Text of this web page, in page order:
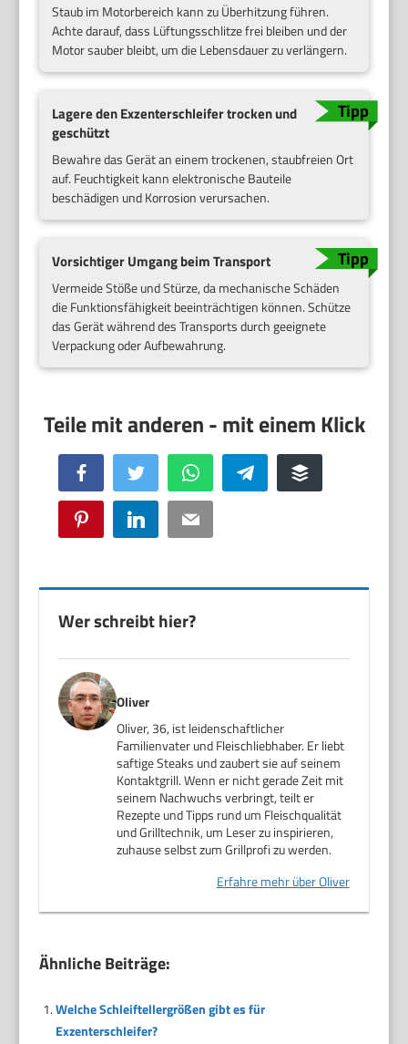
Staub im Motorbereich kann zu Überhitzung führen.
Achte darauf, dass Lüftungsschlitze frei bleiben und der
Motor sauber bleibt, um die Lebensdauer zu verlängern.
Lagere den Exzenterschleifer trocken und
geschützt
Bewahre das Gerät an einem trockenen, staubfreien Ort
auf. Feuchtigkeit kann elektronische Bauteile
beschädigen und Korrosion verursachen.
Vorsichtiger Umgang beim Transport
Vermeide Stöße und Stürze, da mechanische Schäden
die Funktionsfähigkeit beeinträchtigen können. Schütze
das Gerät während des Transports durch geeignete
Verpackung oder Aufbewahrung.
Facebook Twitter WhatsApp Telegram Buffer
Pinterest LinkedIn Email
Wer schreibt hier?
Oliver
Oliver, 36, ist leidenschaftlicher
Familienvater und Fleischliebhaber. Er liebt
saftige Steaks und zaubert sie auf seinem
Kontaktgrill. Wenn er nicht gerade Zeit mit
seinem Nachwuchs verbringt, teilt er
Rezepte und Tipps rund um Fleischqualität
und Grilltechnik, um Leser zu inspirieren,
zuhause selbst zum Grillprofi zu werden.
Erfahre mehr über Oliver
Ähnliche Beiträge:
Welche Schleiftellergrößen gibt es für
Exzenterschleifer?